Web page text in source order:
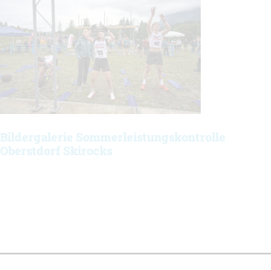
Bildergalerie Sommerleistungskontrolle
Oberstdorf Skirocks